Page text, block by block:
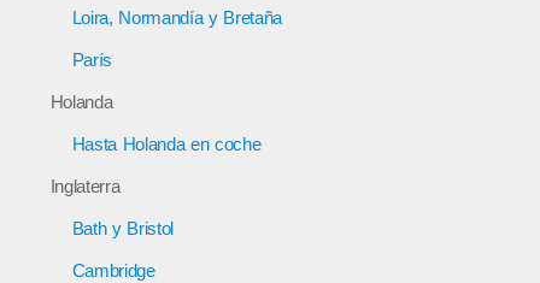
Loira, Normandía y Bretaña
París
Holanda
Hasta Holanda en coche
Inglaterra
Bath y Bristol
Cambridge